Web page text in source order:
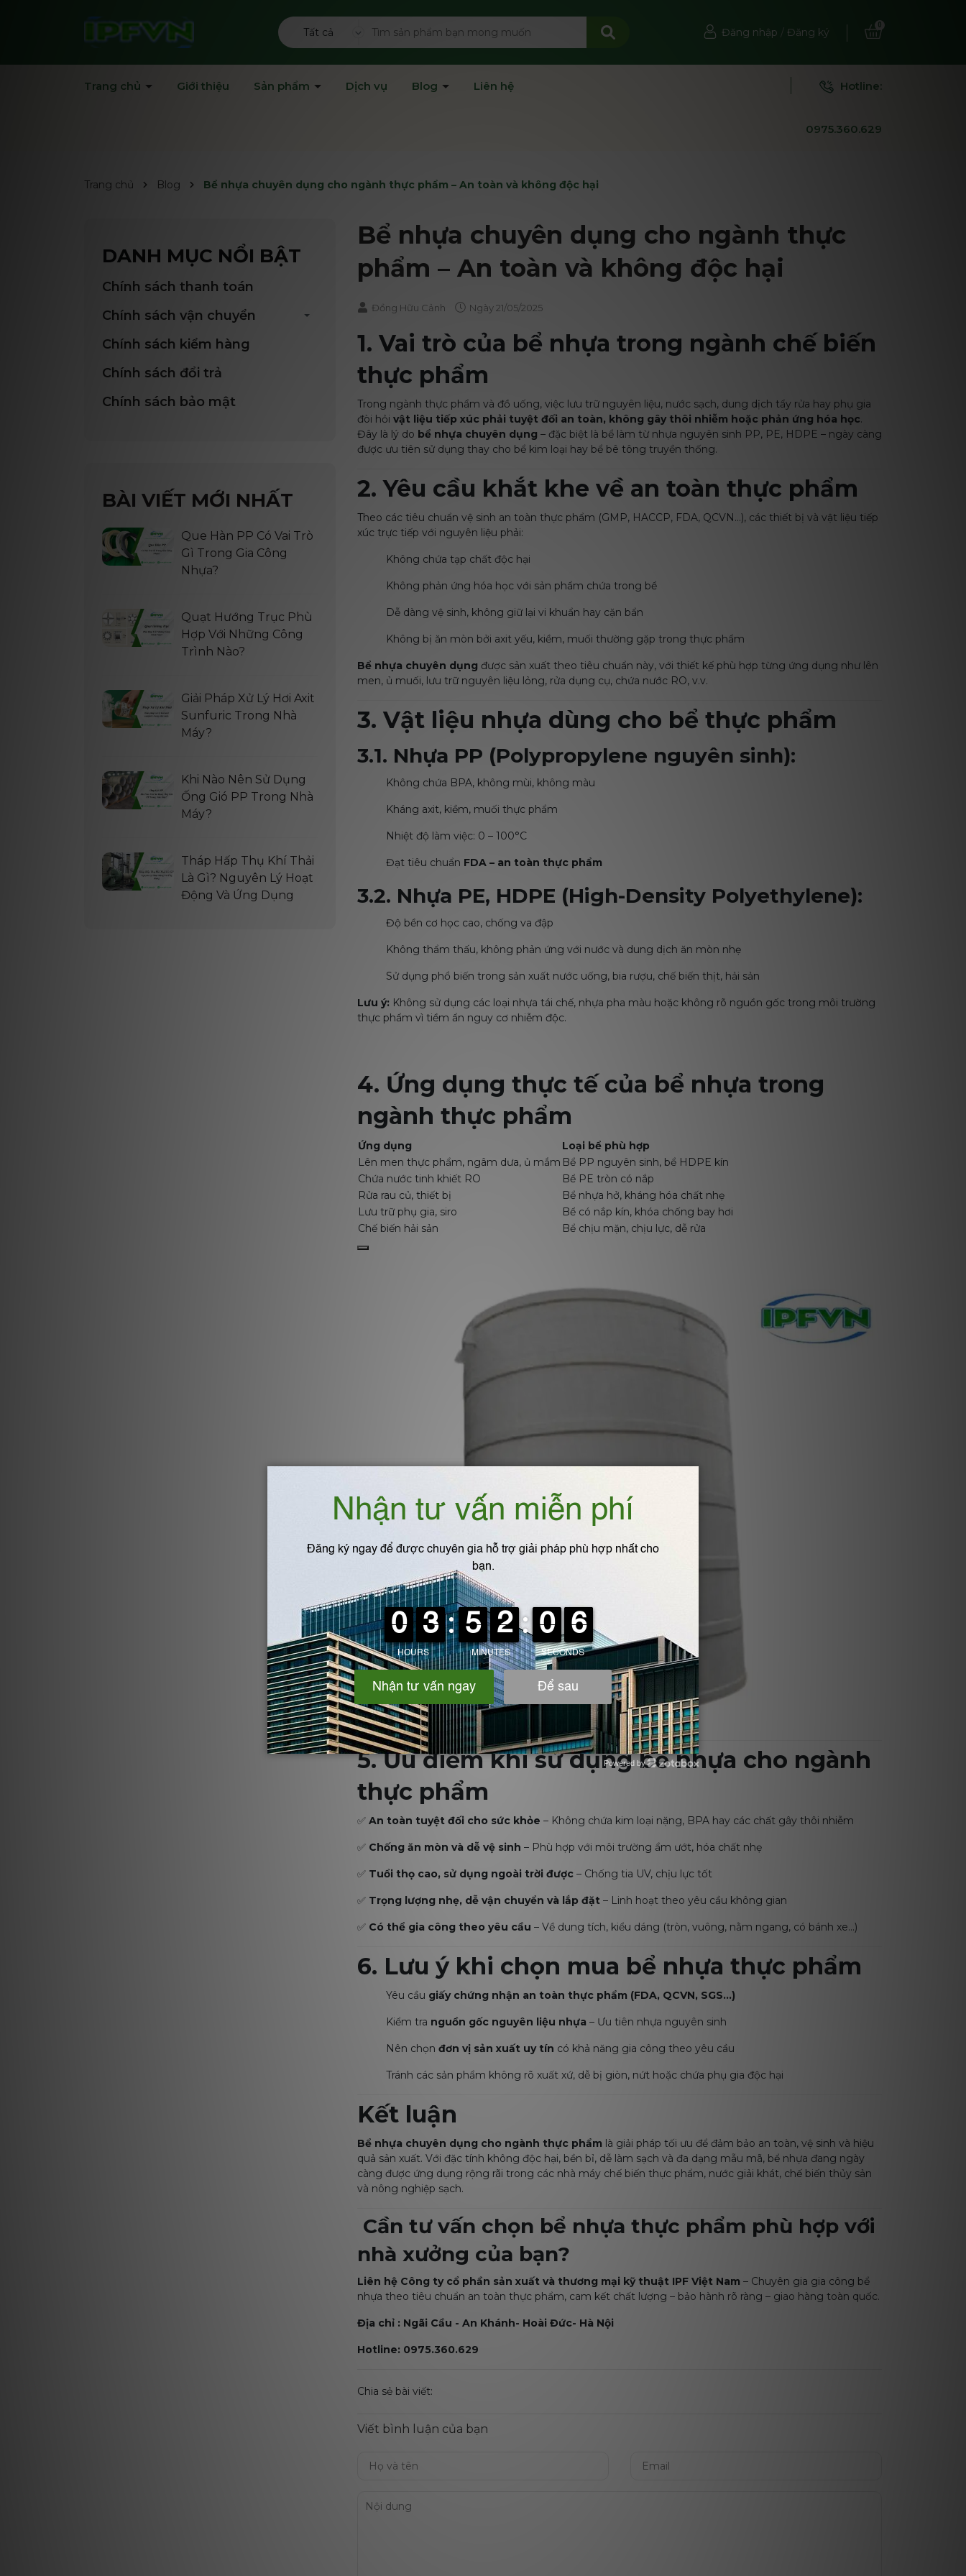
Tất cả Đăng nhập / Đăng ký
0
Trang chủ Giới thiệu Sản phẩm Dịch vụ Blog Liên hệ Hotline:
0975.360.629
Trang chủ Blog Bể nhựa chuyên dụng cho ngành thực phẩm – An toàn và không độc hại
Bể nhựa chuyên dụng cho ngành thực
phẩm – An toàn và không độc hại
Đồng Hữu Cảnh Ngày21/05/2025
1. Vai trò của bể nhựa trong ngành chế biến
thực phẩm
Trong ngành thực phẩm và đồ uống, việc lưu trữ nguyên liệu, nước sạch, dung dịch tẩy rửa hay phụ gia
đòi hỏi vật liệu tiếp xúc phải tuyệt đối an toàn, không gây thôi nhiễm hoặc phản ứng hóa học.
Đây là lý do bể nhựa chuyên dụng – đặc biệt là bể làm từ nhựa nguyên sinh PP, PE, HDPE – ngày càng
được ưu tiên sử dụng thay cho bể kim loại hay bể bê tông truyền thống.
2. Yêu cầu khắt khe về an toàn thực phẩm
Theo các tiêu chuẩn vệ sinh an toàn thực phẩm (GMP, HACCP, FDA, QCVN...), các thiết bị và vật liệu tiếp
xúc trực tiếp với nguyên liệu phải:
Không chứa tạp chất độc hại
Không phản ứng hóa học với sản phẩm chứa trong bể
Dễ dàng vệ sinh, không giữ lại vi khuẩn hay cặn bẩn
Không bị ăn mòn bởi axit yếu, kiềm, muối thường gặp trong thực phẩm
Bể nhựa chuyên dụng được sản xuất theo tiêu chuẩn này, với thiết kế phù hợp từng ứng dụng như lên
men, ủ muối, lưu trữ nguyên liệu lỏng, rửa dụng cụ, chứa nước RO, v.v.
3. Vật liệu nhựa dùng cho bể thực phẩm
3.1. Nhựa PP (Polypropylene nguyên sinh):
Không chứa BPA, không mùi, không màu
Kháng axit, kiềm, muối thực phẩm
Nhiệt độ làm việc: 0 – 100°C
Đạt tiêu chuẩn FDA – an toàn thực phẩm
3.2. Nhựa PE, HDPE (High-Density Polyethylene):
Độ bền cơ học cao, chống va đập
Không thẩm thấu, không phản ứng với nước và dung dịch ăn mòn nhẹ
Sử dụng phổ biến trong sản xuất nước uống, bia rượu, chế biến thịt, hải sản
Lưu ý: Không sử dụng các loại nhựa tái chế, nhựa pha màu hoặc không rõ nguồn gốc trong môi trường
thực phẩm vì tiềm ẩn nguy cơ nhiễm độc.
4. Ứng dụng thực tế của bể nhựa trong
ngành thực phẩm
Ứng dụng
Loại bể phù hợp
Lên men thực phẩm, ngâm dưa, ủ mắm Bể PP nguyên sinh, bể HDPE kín
Chứa nước tinh khiết RO
Bể PE tròn có nắp
Rửa rau củ, thiết bị
Bể nhựa hở, kháng hóa chất nhẹ
Lưu trữ phụ gia, siro
Bể có nắp kín, khóa chống bay hơi
Chế biến hải sản
Bể chịu mặn, chịu lực, dễ rửa
5. Ưu điểm khi sử dụng bể nhựa cho ngành
thực phẩm
✅ An toàn tuyệt đối cho sức khỏe – Không chứa kim loại nặng, BPA hay các chất gây thôi nhiễm
✅ Chống ăn mòn và dễ vệ sinh – Phù hợp với môi trường ẩm ướt, hóa chất nhẹ
✅ Tuổi thọ cao, sử dụng ngoài trời được – Chống tia UV, chịu lực tốt
✅ Trọng lượng nhẹ, dễ vận chuyển và lắp đặt – Linh hoạt theo yêu cầu không gian
✅ Có thể gia công theo yêu cầu – Về dung tích, kiểu dáng (tròn, vuông, nằm ngang, có bánh xe…)
6. Lưu ý khi chọn mua bể nhựa thực phẩm
Yêu cầu giấy chứng nhận an toàn thực phẩm (FDA, QCVN, SGS…)
Kiểm tra nguồn gốc nguyên liệu nhựa – Ưu tiên nhựa nguyên sinh
Nên chọn đơn vị sản xuất uy tín có khả năng gia công theo yêu cầu
Tránh các sản phẩm không rõ xuất xứ, dễ bị giòn, nứt hoặc chứa phụ gia độc hại
Kết luận
Bể nhựa chuyên dụng cho ngành thực phẩm là giải pháp tối ưu để đảm bảo an toàn, vệ sinh và hiệu
quả sản xuất. Với đặc tính không độc hại, bền bỉ, dễ làm sạch và đa dạng mẫu mã, bể nhựa đang ngày
càng được ứng dụng rộng rãi trong các nhà máy chế biến thực phẩm, nước giải khát, chế biến thủy sản
và nông nghiệp sạch.
Cần tư vấn chọn bể nhựa thực phẩm phù hợp với
nhà xưởng của bạn?
Liên hệ Công ty cổ phần sản xuất và thương mại kỹ thuật IPF Việt Nam – Chuyên gia gia công bể
nhựa theo tiêu chuẩn an toàn thực phẩm, cam kết chất lượng – bảo hành rõ ràng – giao hàng toàn quốc.
Địa chỉ : Ngãi Cầu - An Khánh- Hoài Đức- Hà Nội
Hotline: 0975.360.629
Chia sẻ bài viết:
Viết bình luận của bạn
DANH MỤC NỔI BẬT
Chính sách thanh toán
Chính sách vận chuyển
Chính sách kiểm hàng
Chính sách đổi trả
Chính sách bảo mật
BÀI VIẾT MỚI NHẤT
Que Hàn PP Có Vai Trò
Gì Trong Gia Công
Nhựa?
Quạt Hướng Trục Phù
Hợp Với Những Công
Trình Nào?
Giải Pháp Xử Lý Hơi Axit
Sunfuric Trong Nhà
Máy?
Khi Nào Nên Sử Dụng
Ống Gió PP Trong Nhà
Máy?
Tháp Hấp Thụ Khí Thải
Là Gì? Nguyên Lý Hoạt
Động Và Ứng Dụng
Powered by
Zotabox